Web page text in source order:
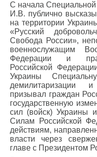
С начала
И.В. публично
на территории
«Русский
Свобода России»,
военнослужащим
Федерации и
Российской
Украины
демилитаризации
призывал граждан
государственную
сил (войск) Украины
Силам Российской
действиям,
власти через
главе с Президентом